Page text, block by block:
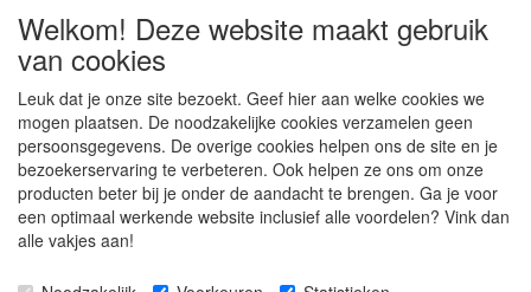
Waar ben je naar op zoek?
Winkelwagen
Uw winkelwagen is leeg
Welkom! Deze website maakt gebruik
van cookies
Leuk dat je onze site bezoekt. Geef hier aan welke cookies we
mogen plaatsen. De noodzakelijke cookies verzamelen geen
persoonsgegevens. De overige cookies helpen ons de site en je
bezoekerservaring te verbeteren. Ook helpen ze ons om onze
producten beter bij je onder de aandacht te brengen. Ga je voor
een optimaal werkende website inclusief alle voordelen? Vink dan
alle vakjes aan!